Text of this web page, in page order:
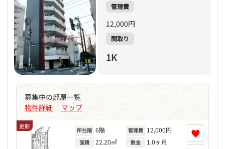
管理費
12,000円
間取り
1K
募集中の部屋一覧
物件詳細 | マップ
更新
所在階 6階
面積 22.20㎡
管理費 12,000円
敷金 1.0ヶ月
♥